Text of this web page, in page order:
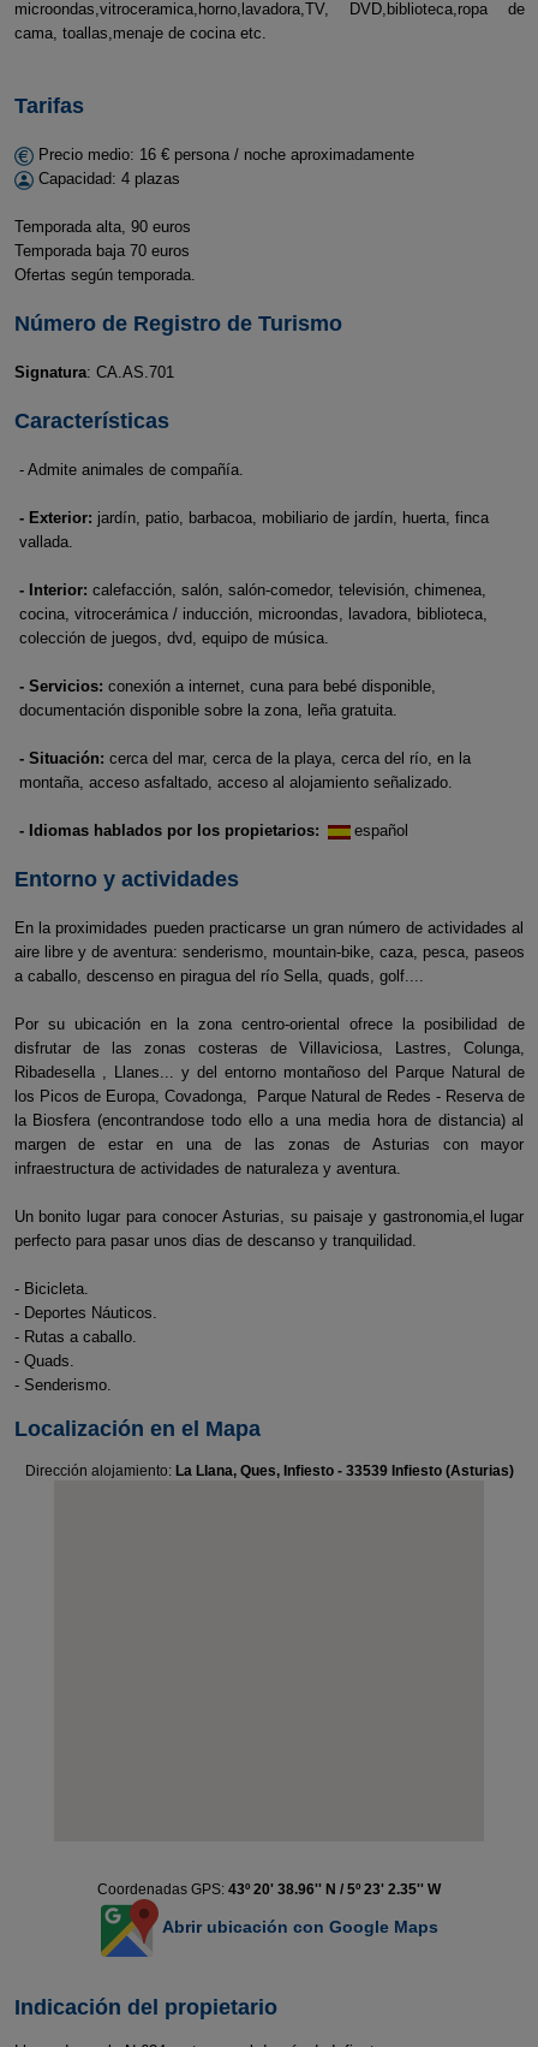
microondas,vitroceramica,horno,lavadora,TV, DVD,biblioteca,ropa de
cama, toallas,menaje de cocina etc.
Tarifas
Precio medio: 16 € persona / noche aproximadamente
Capacidad: 4 plazas
Temporada alta, 90 euros
Temporada baja 70 euros
Ofertas según temporada.
Número de Registro de Turismo
Signatura: CA.AS.701
Características
- Admite animales de compañía.
- Exterior: jardín, patio, barbacoa, mobiliario de jardín, huerta, finca
vallada.
- Interior: calefacción, salón, salón-comedor, televisión, chimenea,
cocina, vitrocerámica / inducción, microondas, lavadora, biblioteca,
colección de juegos, dvd, equipo de música.
- Servicios: conexión a internet, cuna para bebé disponible,
documentación disponible sobre la zona, leña gratuita.
- Situación: cerca del mar, cerca de la playa, cerca del río, en la
montaña, acceso asfaltado, acceso al alojamiento señalizado.
- Idiomas hablados por los propietarios: español
Entorno y actividades
En la proximidades pueden practicarse un gran número de actividades al
aire libre y de aventura: senderismo, mountain-bike, caza, pesca, paseos
a caballo, descenso en piragua del río Sella, quads, golf....
Por su ubicación en la zona centro-oriental ofrece la posibilidad de
disfrutar de las zonas costeras de Villaviciosa, Lastres, Colunga,
Ribadesella , Llanes... y del entorno montañoso del Parque Natural de
los Picos de Europa, Covadonga, Parque Natural de Redes - Reserva de
la Biosfera (encontrandose todo ello a una media hora de distancia) al
margen de estar en una de las zonas de Asturias con mayor
infraestructura de actividades de naturaleza y aventura.
Un bonito lugar para conocer Asturias, su paisaje y gastronomia,el lugar
perfecto para pasar unos dias de descanso y tranquilidad.
- Bicicleta.
- Deportes Náuticos.
- Rutas a caballo.
- Quads.
- Senderismo.
Localización en el Mapa
Dirección alojamiento: La Llana, Ques, Infiesto - 33539 Infiesto (Asturias)
Coordenadas GPS: 43º 20' 38.96'' N / 5º 23' 2.35'' W
Abrir ubicación con Google Maps
Indicación del propietario